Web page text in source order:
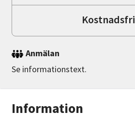
Information
Kostnadsfri
Anmälan
Se informationstext.